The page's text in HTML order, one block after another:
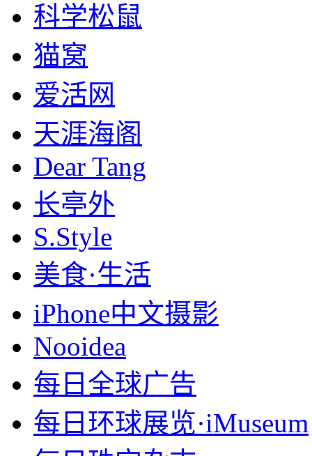
科学松鼠
猫窝
爱活网
天涯海阁
Dear Tang
长亭外
S.Style
美食·生活
iPhone中文摄影
Nooidea
每日全球广告
每日环球展览·iMuseum